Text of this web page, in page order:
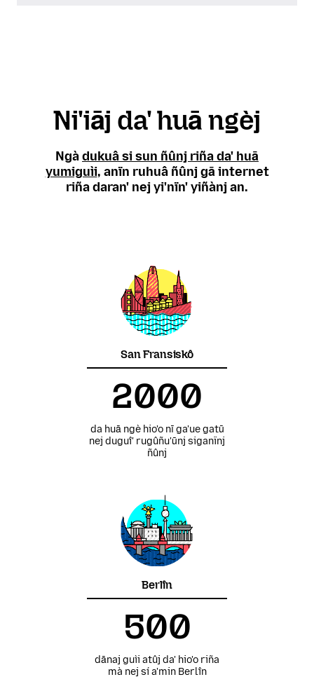
Ni'iāj da' huā ngèj
Ngàdukuâ si sun ñûnj riña da' huā
yumiguìi, anïn ruhuâ ñûnj gā internet
riña daran' nej yi'nïn' yiñànj an.
San Fransiskô
2000
da huā ngè hio'o nī ga'ue gatū
nej duguî' rugûñu'ūnj siganïnj
ñûnj
Berlîn
500
dānaj guìi atûj da' hio'o riña
mà nej sí a'min Berlîn